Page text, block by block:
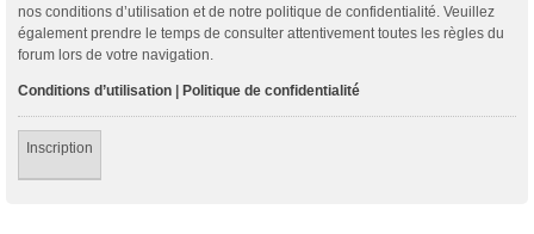
nos conditions d’utilisation et de notre politique de confidentialité. Veuillez
également prendre le temps de consulter attentivement toutes les règles du
forum lors de votre navigation.
Conditions d’utilisation | Politique de confidentialité
Inscription